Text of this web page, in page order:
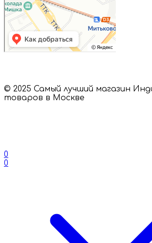
© 2025 Самый лучший магазин
товаров в Москве
0
0